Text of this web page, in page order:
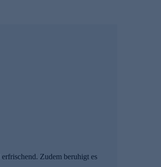
Zudem beruhigt es